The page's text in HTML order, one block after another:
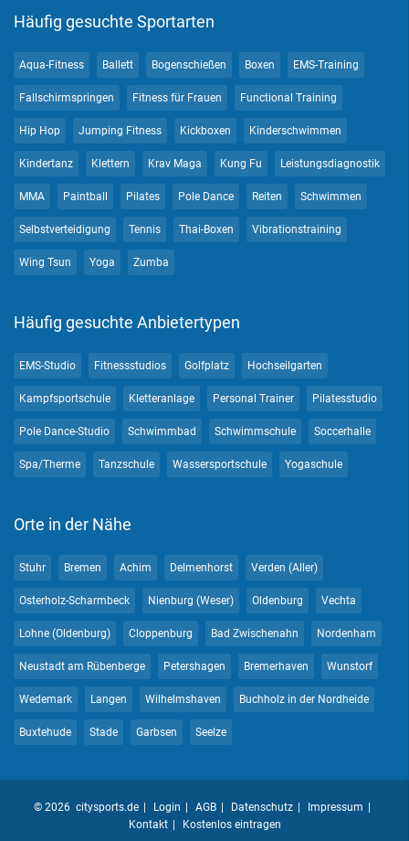
Häufig gesuchte Sportarten
Aqua-Fitness Ballett Bogenschießen Boxen EMS-Training
Fallschirmspringen Fitness für Frauen Functional Training
Hip Hop Jumping Fitness Kickboxen Kinderschwimmen
Kindertanz Klettern Krav Maga Kung Fu Leistungsdiagnostik
MMA Paintball Pilates Pole Dance Reiten Schwimmen
Selbstverteidigung Tennis Thai-Boxen Vibrationstraining
Wing Tsun Yoga Zumba
Häufig gesuchte Anbietertypen
EMS-Studio Fitnessstudios Golfplatz Hochseilgarten
Kampfsportschule Kletteranlage Personal Trainer Pilatesstudio
Pole Dance-Studio Schwimmbad Schwimmschule Soccerhalle
Spa/Therme Tanzschule Wassersportschule Yogaschule
Orte in der Nähe
Stuhr Bremen Achim Delmenhorst Verden (Aller)
Osterholz-Scharmbeck Nienburg (Weser) Oldenburg Vechta
Lohne (Oldenburg) Cloppenburg Bad Zwischenahn Nordenham
Neustadt am Rübenberge Petershagen Bremerhaven Wunstorf
Wedemark Langen Wilhelmshaven Buchholz in der Nordheide
Buxtehude Stade Garbsen Seelze
© 2026 citysports.de Login AGB Datenschutz
Impressum
Kontakt
Kostenlos eintragen